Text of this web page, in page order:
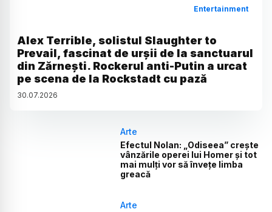
Entertainment
Alex Terrible, solistul Slaughter to
Prevail, fascinat de urșii de la sanctuarul
din Zărnești. Rockerul anti-Putin a urcat
pe scena de la Rockstadt cu pază
30.07.2026
Arte
Efectul Nolan: „Odiseea” crește
vânzările operei lui Homer și tot
mai mulți vor să învețe limba
greacă
Arte